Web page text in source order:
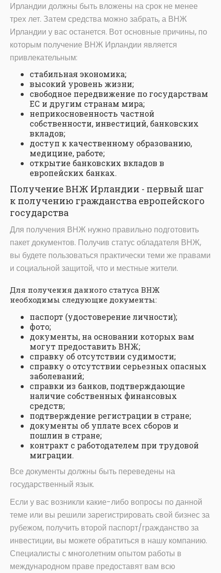
Ирландии должны быть вложены на срок не менее
трех лет. Затем средства можно забрать, а ВНЖ
Ирландии у вас останется. Вот основные причины, по
которым получение ВНЖ Ирландии является
привлекательным:
стабильная экономика;
высокий уровень жизни;
свободное передвижение по государствам
ЕС и другим странам мира;
неприкосновенность частной
собственности, инвестиций, банковских
вкладов;
доступ к качественному образованию,
медицине, работе;
открытие банковских вкладов в
европейских банках.
Получение ВНЖ Ирландии - первый шаг
к получению гражданства европейского
государства
Для получения ВНЖ нужно правильно подготовить
пакет документов. Получив статус обладателя ВНЖ,
вы будете пользоваться практически теми же правами
и социальной защитой, что и местные жители.
Для получения данного статуса ВНЖ
необходимы следующие документы:
паспорт (удостоверение личности);
фото;
документы, на основании которых вам
могут предоставить ВНЖ;
справку об отсутствии судимости;
справку о отсутствии серьезных опасных
заболеваний;
справки из банков, подтверждающие
наличие собственных финансовых
средств;
подтверждение регистрации в стране;
документы об уплате всех сборов и
пошлин в стране;
контракт с работодателем при трудовой
миграции.
Все документы должны быть переведены на
государственный язык.
Если у вас возникли какие-либо вопросы по данной
теме или вы решили зарегистрировать свой бизнес за
рубежом, получить второй паспорт/гражданство за
инвестиции, вы можете обратиться в нашу компанию.
Специалисты с многолетним опытом работы в
международном праве предоставят вам всю